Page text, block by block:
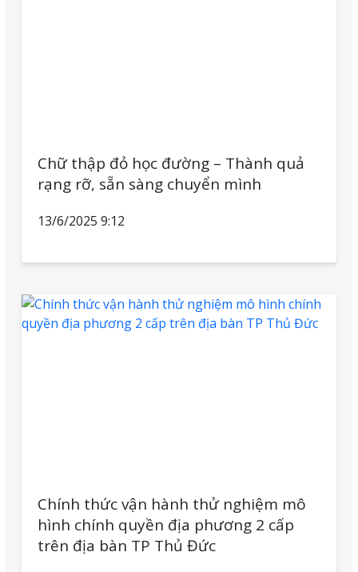
Chữ thập đỏ học đường – Thành quả
rạng rỡ, sẵn sàng chuyển mình
13/6/2025 9:12
Chính thức vận hành thử nghiệm mô
hình chính quyền địa phương 2 cấp
trên địa bàn TP Thủ Đức